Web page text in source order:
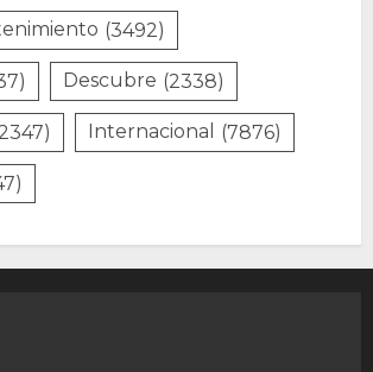
(3492)
Descubre (2338)
Internacional (7876)